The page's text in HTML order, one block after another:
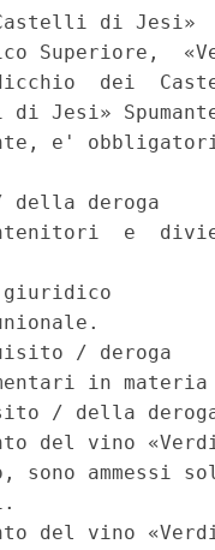
di Jesi»
Superiore,
dei
Jesi»
e'
della deroga
e
/ deroga
in
/ della
del vino
sono ammessi
del vino